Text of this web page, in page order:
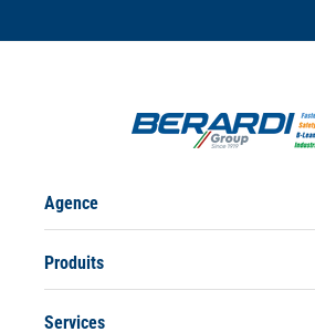
Agence
Produits
Services